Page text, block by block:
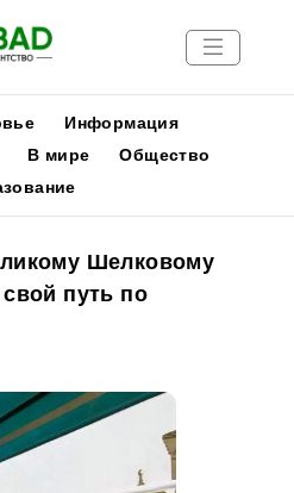
Информация
В мире
Общество
Шелковому
свой путь по